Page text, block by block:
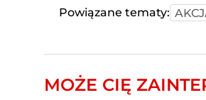
Powiązane tematy:
MOŻE CIĘ